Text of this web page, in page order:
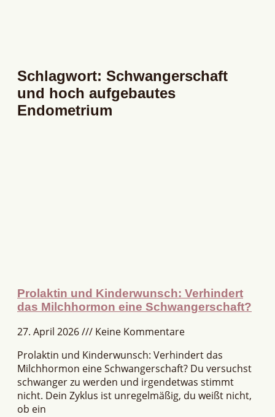
Schlagwort: Schwangerschaft
und hoch aufgebautes
Endometrium
Prolaktin und Kinderwunsch: Verhindert
das Milchhormon eine Schwangerschaft?
27. April 2026
Keine Kommentare
Prolaktin und Kinderwunsch: Verhindert das
Milchhormon eine Schwangerschaft? Du versuchst
schwanger zu werden und irgendetwas stimmt
nicht. Dein Zyklus ist unregelmäßig, du weißt nicht,
ob ein